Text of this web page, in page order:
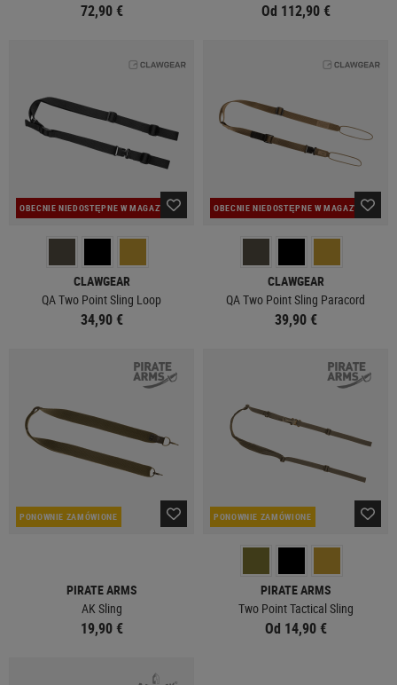
72,90 € Od 112,90 €
OBECNIE NIEDOSTĘPNE W MAGAZYNIE
CLAWGEAR
QA Two Point Sling Loop
34,90 €
OBECNIE NIEDOSTĘPNE W MAGAZYNIE
CLAWGEAR
QA Two Point Sling Paracord
39,90 €
PONOWNIE ZAMÓWIONE
PIRATE ARMS
AK Sling
19,90 €
PONOWNIE ZAMÓWIONE
PIRATE ARMS
Two Point Tactical Sling
Od 14,90 €